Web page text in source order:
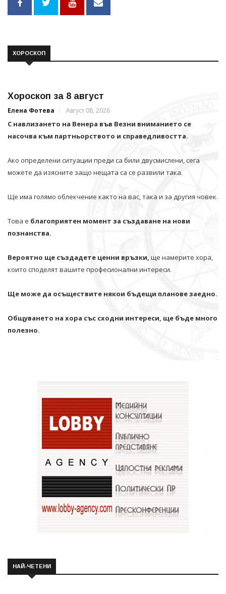
ХОРОСКОП
Хороскоп за 8 август
Елена Фотева Август 08, 2026
С навлизането на Венера във Везни вниманието се
насочва към партньорството и справедливостта.
Ако определени ситуации преди са били двусмислени, сега
можете да изясните защо нещата са се развили така.
Ще има голямо облекчение както на вас, така и за другия човек.
Това е благоприятен момент за създаване на нови
познанства.
Вероятно ще създадете ценни връзки, ще намерите хора,
които споделят вашите професионални интереси.
Ще може да осъществите някои бъдещи планове заедно.
Общуването на хора със сходни интереси, ще бъде много
полезно.
НАЙ-ЧЕТЕНИ